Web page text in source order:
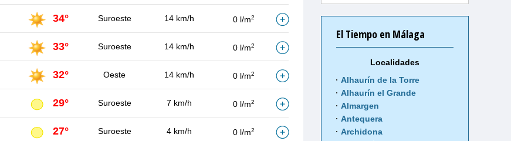
34° Suroeste 14 km/h 0 l/m2
33° Suroeste 14 km/h 0 l/m2
32° Oeste 14 km/h 0 l/m2
29° Suroeste 7 km/h 0 l/m2
27° Suroeste 4 km/h 0 l/m2
El Tiempo en Málaga
Localidades
Alhaurín de la Torre
Alhaurín el Grande
Almargen
Antequera
Archidona